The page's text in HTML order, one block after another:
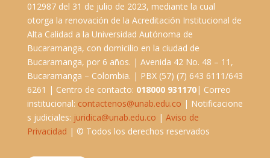
012987 del 31 de julio de 2023, mediante la cual
otorga la renovación de la Acreditación Institucional de
Alta Calidad a la Universidad Autónoma de
Bucaramanga, con domicilio en la ciudad de
Bucaramanga, por 6 años. | Avenida 42 No. 48 – 11,
Bucaramanga – Colombia. | PBX (57) (7) 643 6111/643
6261 | Centro de contacto: 018000 931170| Correo
institucional: contactenos@unab.edu.co | Notificacione
s judiciales: juridica@unab.edu.co | Aviso de
Privacidad | © Todos los derechos reservados